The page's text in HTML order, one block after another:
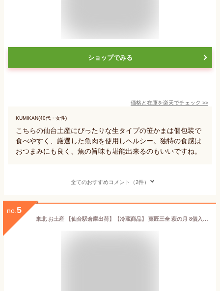
ショップでみる
価格と在庫を楽天でチェック >>
KUMIKAN(40代・女性)
こちらの仙台土産にぴったりな生タイプの笹かまは個包装で
食べやすく、厳選した魚肉を使用しヘルシー。独特の食感は
おつまみにも良く、魚の旨味も堪能出来るのもいいですね。
全てのおすすめコメント（2件）
no. 5
東北 お土産 【仙台駅倉庫出荷】【冷蔵商品】 菓匠三全 萩の月 8個入 仙台 お土産 東北 土産 東北みやげ お菓子 スイーツ 和菓子 カステラ ワッフル まんじゅう お年賀 お中元 御中元 お歳暮 御歳暮 内祝い お取り寄せ ギフト プレゼント のし可